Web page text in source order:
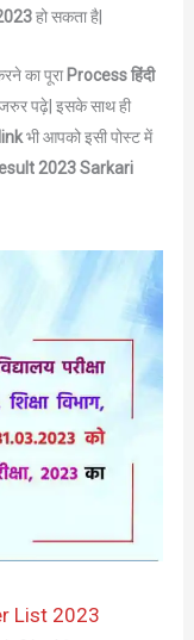
हो सकता है|
का पूरा Process हिंदी
पढ़े| इसके साथ ही
भी आपको इसी पोस्ट में
2023 Sarkari
List 2023